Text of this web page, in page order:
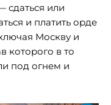
сдаться или
и платить орде
Москву и
которого в то
под огнем и